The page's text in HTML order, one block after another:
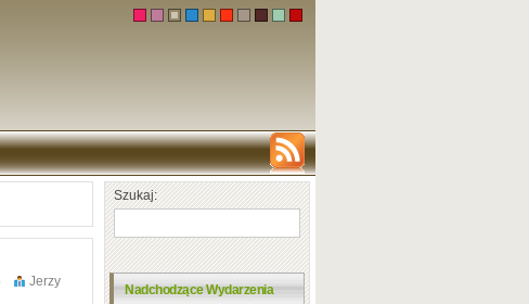
Jerzy
Szukaj:
Nadchodzące Wydarzenia